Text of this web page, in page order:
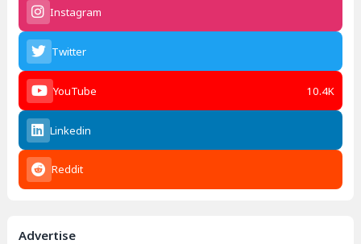
Instagram
Twitter
YouTube 10.4K
Linkedin
Reddit
Advertise